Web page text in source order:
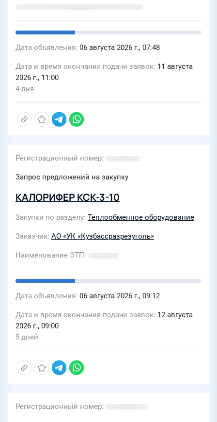
Дата объявления 06 августа 2026 г., 07:48
Дата и время окончания подачи заявок 11 августа
2026 г., 11:00
4 дня
Регистрационный номер
Запрос предложений на закупку
КАЛОРИФЕР КСК-3-10
Закупки по разделу Теплообменное оборудование
Заказчик АО «УК «Кузбассразрезуголь»
Наименование ЭТП
Дата объявления 06 августа 2026 г., 09:12
Дата и время окончания подачи заявок 12 августа
2026 г., 09:00
5 дней
Регистрационный номер